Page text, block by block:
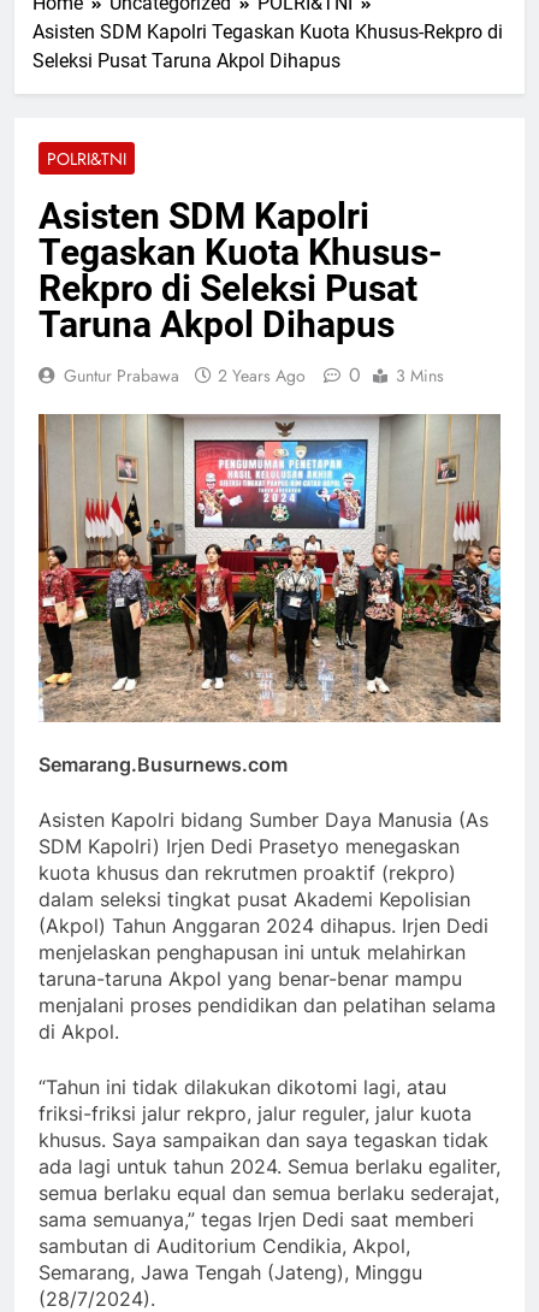
Asisten SDM Kapolri Tegaskan Kuota Khusus-Rekpro di
Seleksi Pusat Taruna Akpol Dihapus
POLRI&TNI
Asisten SDM Kapolri
Tegaskan Kuota Khusus-
Rekpro di Seleksi Pusat
Taruna Akpol Dihapus
Guntur Prabawa 2 Years Ago 0 3 Mins
Semarang.Busurnews.com
Asisten Kapolri bidang Sumber Daya Manusia (As
SDM Kapolri) Irjen Dedi Prasetyo menegaskan
kuota khusus dan rekrutmen proaktif (rekpro)
dalam seleksi tingkat pusat Akademi Kepolisian
(Akpol) Tahun Anggaran 2024 dihapus. Irjen Dedi
menjelaskan penghapusan ini untuk melahirkan
taruna-taruna Akpol yang benar-benar mampu
menjalani proses pendidikan dan pelatihan selama
di Akpol.
“Tahun ini tidak dilakukan dikotomi lagi, atau
friksi-friksi jalur rekpro, jalur reguler, jalur kuota
khusus. Saya sampaikan dan saya tegaskan tidak
ada lagi untuk tahun 2024. Semua berlaku egaliter,
semua berlaku equal dan semua berlaku sederajat,
sama semuanya,” tegas Irjen Dedi saat memberi
sambutan di Auditorium Cendikia, Akpol,
Semarang, Jawa Tengah (Jateng), Minggu
(28/7/2024).